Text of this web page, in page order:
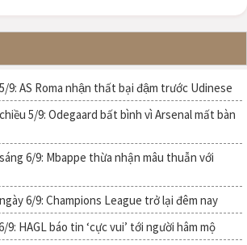
9: AS Roma nhận thất bại đậm trước Udinese
5/9: Odegaard bất bình vì Arsenal mất bàn
6/9: Mbappe thừa nhận mâu thuẫn với
6/9: Champions League trở lại đêm nay
9: HAGL báo tin ‘cực vui’ tới người hâm mộ